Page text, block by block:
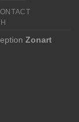
Zonart